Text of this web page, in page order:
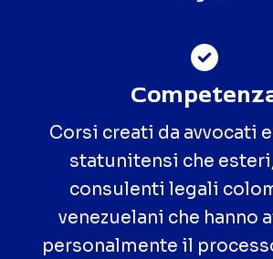
Corsi creati da avvocati
statunitensi che
consulenti legali
venezuelani che hanno
personalmente il